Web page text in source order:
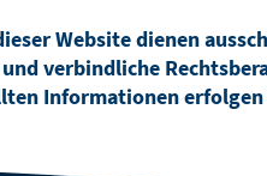
Website dienen
verbindliche
Informationen